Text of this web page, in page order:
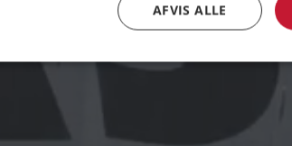
AFVIS ALLE